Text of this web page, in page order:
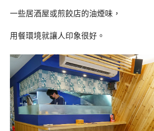
一些居酒屋或煎餃店的油煙味，
用餐環境就讓人印象很好。